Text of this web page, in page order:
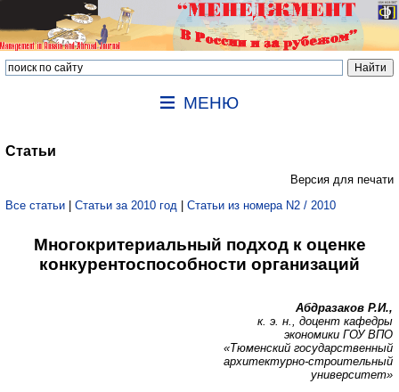
МЕНЮ
Статьи
Версия для печати
Все статьи | Статьи за 2010 год | Статьи из номера N2 / 2010
Многокритериальный подход к оценке
конкурентоспособности организаций
Абдразаков Р.И.,
к. э. н., доцент кафедры
экономики ГОУ ВПО
«Тюменский государственный
архитектурно-строительный
университет»